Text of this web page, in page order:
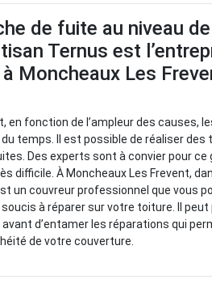
de fuite au niveau
Ternus est
Moncheaux Les
en fonction de l’ampleur des causes,
temps. Il est possible de réaliser des
Des experts sont à convier pour ce
difficile. À Moncheaux Les Frevent,
un couvreur professionnel que vous
à réparer sur votre toiture. Il peut
avant d’entamer les réparations qui
de votre couverture.